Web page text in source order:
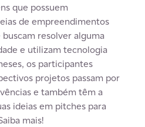
que possuem
de empreendimentos
resolver alguma
e utilizam tecnologia
os participantes
projetos passam por
e também têm a
ideias em pitches para
mais!